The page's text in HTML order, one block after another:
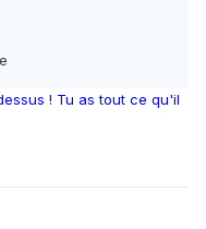
! Tu as tout ce qu'il